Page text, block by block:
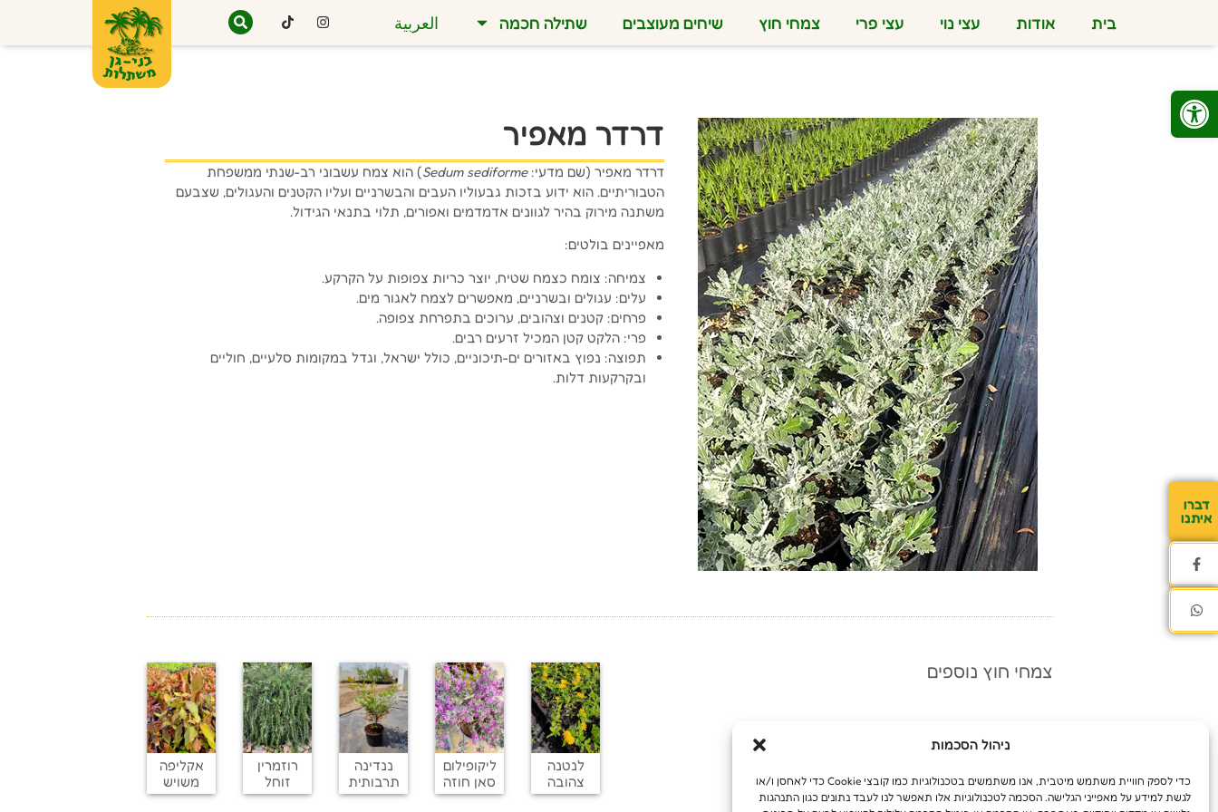
פתח סרגל נגישות
ניהול הסכמות
כדי לספק חוויית משתמש מיטבית, אנו משתמשים בטכנולוגיות כמו קובצי Cookie כדי לאחסן ו/או
לגשת למידע על מאפייני הגלישה. הסכמה לטכנולוגיות אלו תאפשר לנו לעבד נתונים כגון התנהגות
בית אודות עצי נוי עצי פרי צמחי חוץ שיחים מעוצבים שתילה חכמה العربية
דרדר מאפיר
דרדר מאפיר (שם מדעי:Sedum sediforme) הוא צמח עשבוני רב-שנתי ממשפחת
הטבוריתיים. הוא ידוע בזכות גבעוליו העבים והבשרניים ועליו הקטנים והעגולים, שצבעם
משתנה מירוק בהיר לגוונים אדמדמים ואפורים, תלוי בתנאי הגידול.
מאפיינים בולטים:
צמיחה: צומח כצמח שטיח, יוצר כריות צפופות על הקרקע.
עלים: עגולים ובשרניים, מאפשרים לצמח לאגור מים.
פרחים: קטנים וצהובים, ערוכים בתפרחת צפופה.
פרי: הלקט קטן המכיל זרעים רבים.
תפוצה: נפוץ באזורים ים-תיכוניים, כולל ישראל, וגדל במקומות סלעיים, חוליים
ובקרקעות דלות.
צמחי חוץ נוספים
לנטנה
צהובה
ליקופילום
סאן חוזה
ננדינה
תרבותית
רוזמרין
זוחל
אקליפה
משויש
דברו
איתנו